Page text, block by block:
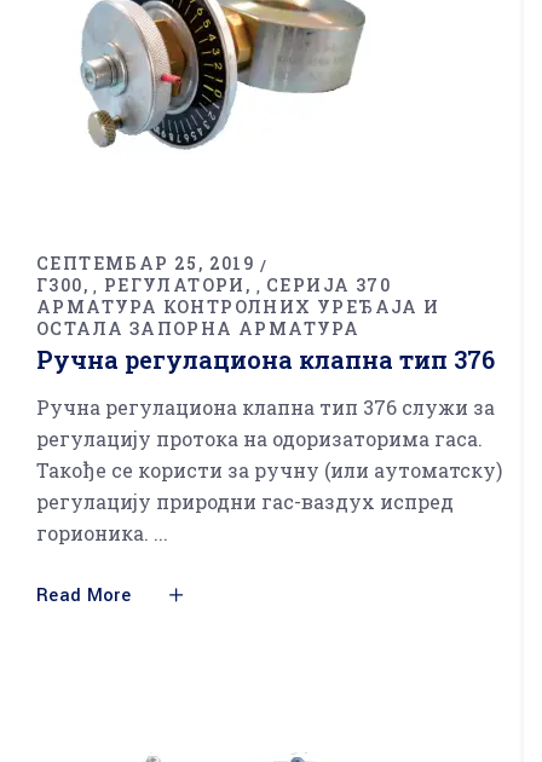
СЕПТЕМБАР 25, 2019
Г300
РЕГУЛАТОРИ
СЕРИЈА 370
АРМАТУРА КОНТРОЛНИХ УРЕЂАЈА И
ОСТАЛА ЗАПОРНА АРМАТУРА
Ручна регулациона клапна тип 376
Ручна регулациона клапна тип 376 служи за
регулацију протока на одоризаторима гаса.
Такође се користи за ручну (или аутоматску)
регулацију природни гас-ваздух испред
горионика.
Read More